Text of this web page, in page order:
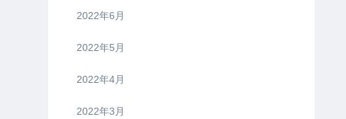
2022年6月
2022年5月
2022年4月
2022年3月